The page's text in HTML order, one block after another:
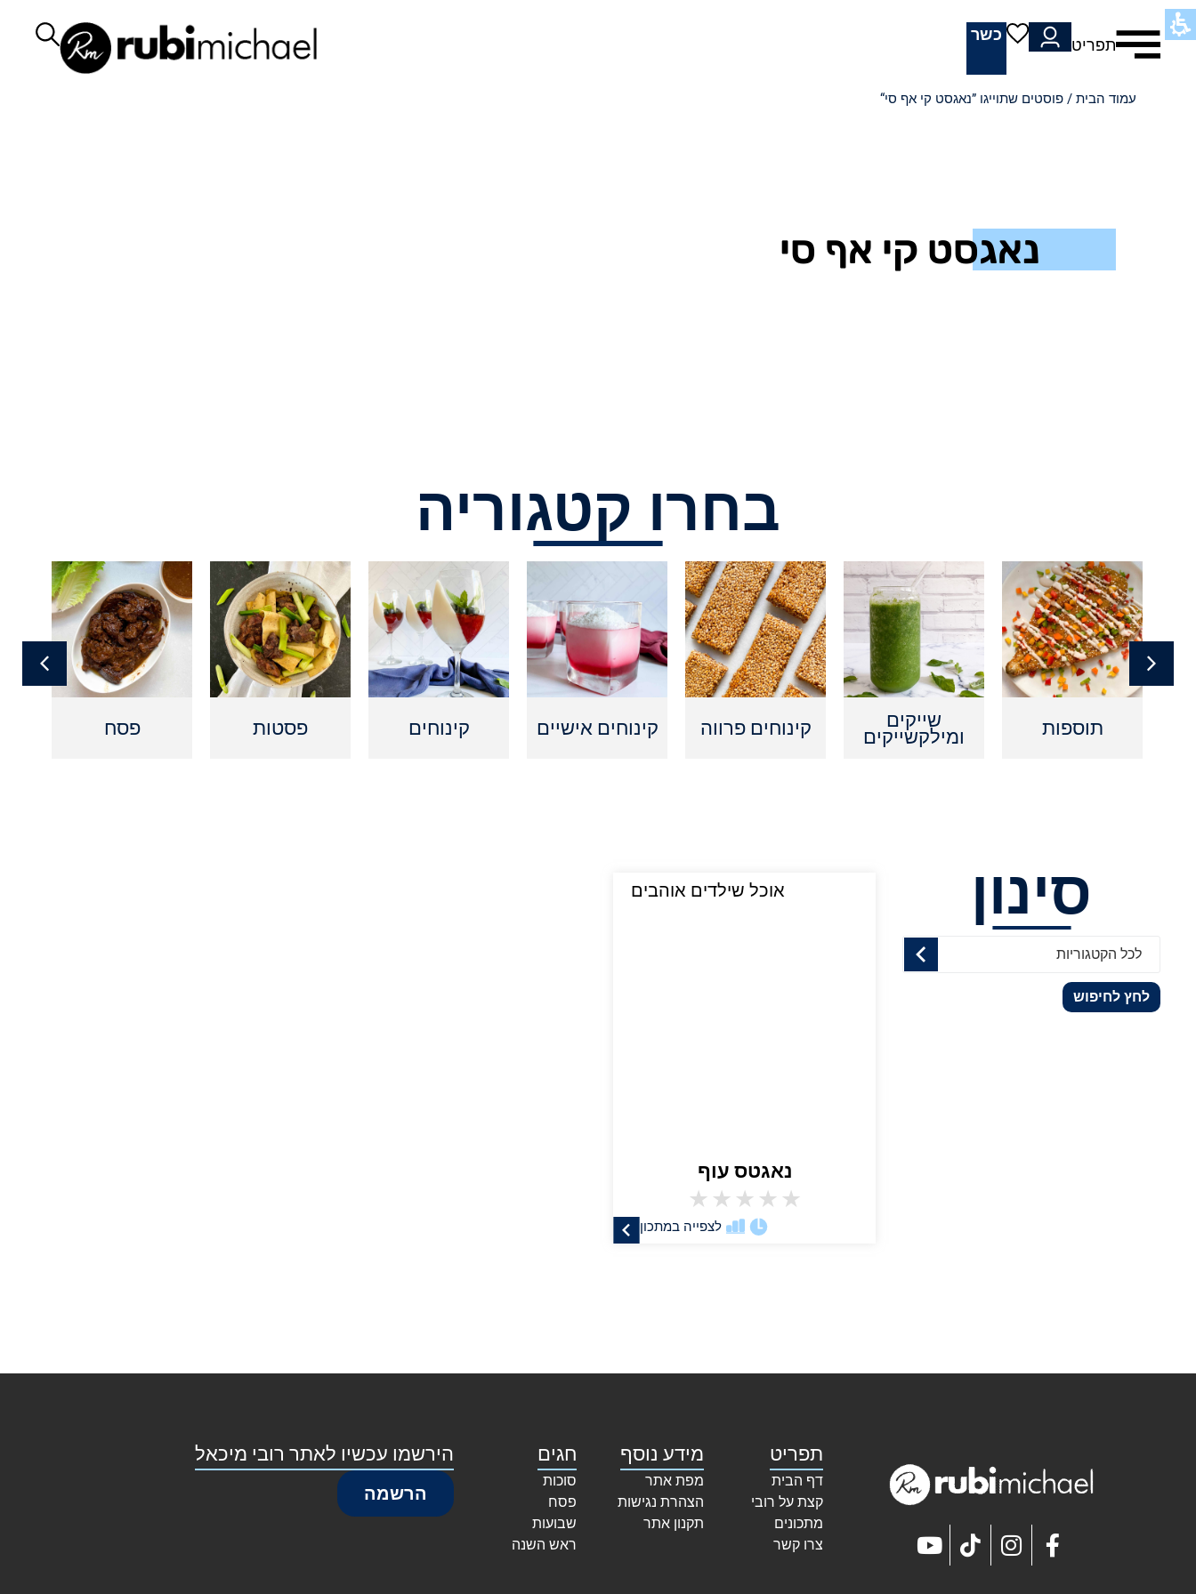
תפריט
כשר
עמוד הבית / פוסטים שתוייגו ”נאגסט קי אף סי“
נאגסט קי אף סי
בחרו קטגוריה
תוספות שייקים
ומילקשייקים קינוחים פרווה קינוחים אישיים קינוחים פסטות פסח
סינון
לכל הקטגוריות
לחץ לחיפוש
אוכל שילדים אוהבים
נאגטס עוף
★
★
★
★
★
לצפייה במתכון
תפריט
דף הבית
קצת על רובי
מתכונים
צרו קשר
מידע נוסף
מפת אתר
הצהרת נגישות
תקנון אתר
חגים
סוכות
פסח
שבועות
ראש השנה
הירשמו עכשיו לאתר רובי מיכאל
הרשמה